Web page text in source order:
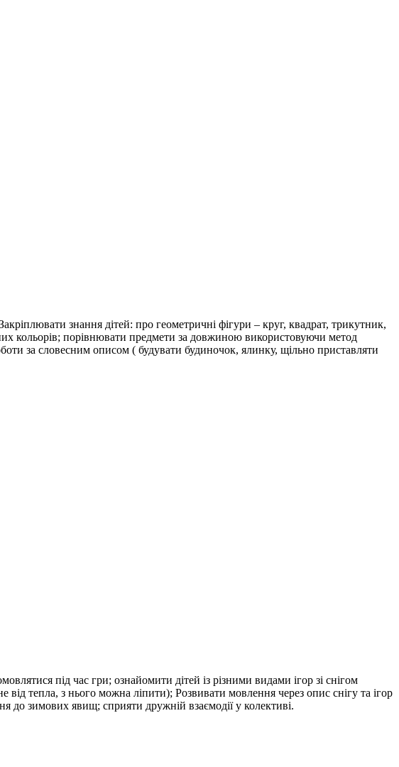
знання дітей: про геометричні фігури – круг, квадрат, трикутник,
кольорів; порівнювати предмети за довжиною використовуючи метод
за словесним описом ( будувати будиночок, ялинку, щільно приставляти
під час гри; ознайомити дітей із різними видами ігор зі снігом
тепла, з нього можна ліпити); Розвивати мовлення через опис снігу та ігор
до зимових явищ; сприяти дружній взаємодії у колективі.